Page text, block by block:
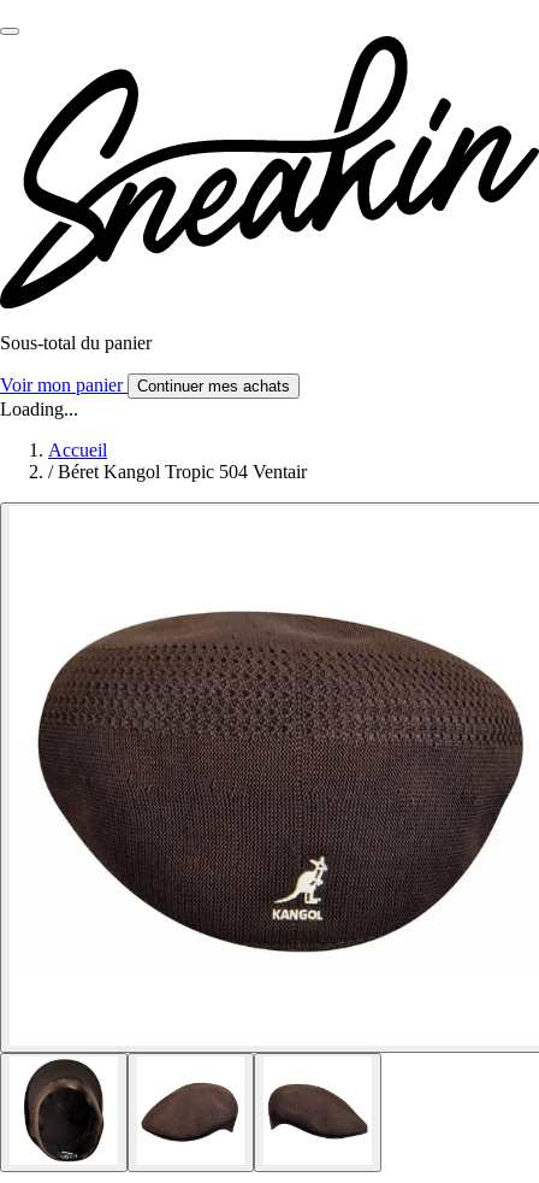
Sous-total du panier
Voir mon panier Continuer mes achats
Loading...
Accueil
/ Béret Kangol Tropic 504 Ventair